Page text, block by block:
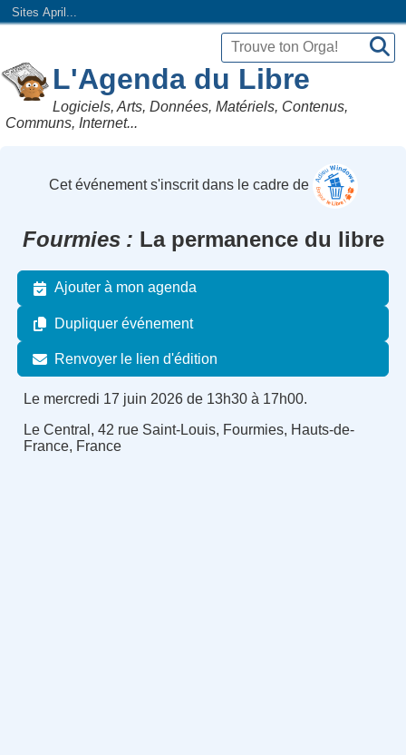
Sites April...
L'Agenda du Libre
Logiciels, Arts, Données, Matériels, Contenus,
Communs, Internet...
Cet événement s'inscrit dans le cadre de
Fourmies La permanence du libre
Ajouter à mon agenda
Dupliquer événement
Renvoyer le lien d'édition
Le mercredi 17 juin 2026 de 13h30 à 17h00.
Le Central, 42 rue Saint-Louis, Fourmies, Hauts-de-
France, France